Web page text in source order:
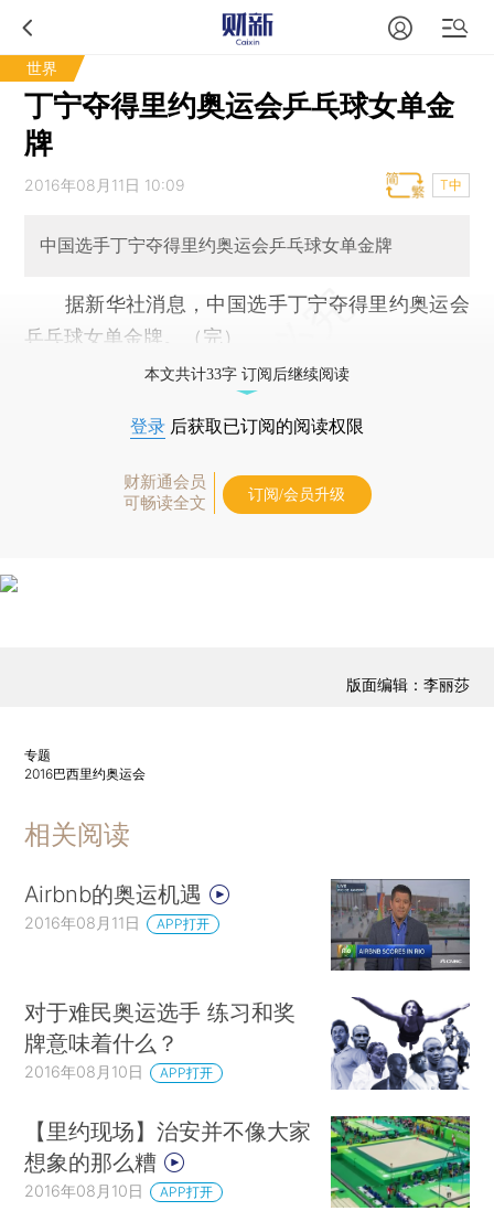
世界
丁宁夺得里约奥运会乒乓球女单金
牌
2016年08月11日 10:09 T中
中国选手丁宁夺得里约奥运会乒乓球女单金牌
据新华社消息，中国选手丁宁夺得里约奥运会
乒乓球女单金牌。（完）
本文共计33字 订阅后继续阅读
登录 后获取已订阅的阅读权限
财新通会员
可畅读全文
订阅/会员升级
版面编辑：李丽莎
专题
2016巴西里约奥运会
相关阅读
Airbnb的奥运机遇
2016年08月11日 APP打开
对于难民奥运选手 练习和奖
牌意味着什么？
2016年08月10日 APP打开
【里约现场】治安并不像大家
想象的那么糟
2016年08月10日 APP打开